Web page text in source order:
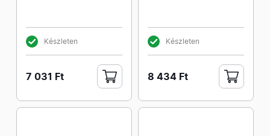
Készleten
7 031 Ft
Készleten
8 434 Ft